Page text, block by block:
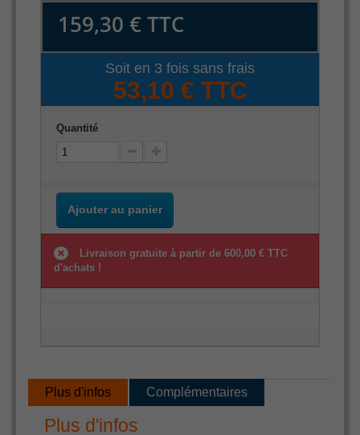
159,30 €TTC
Soit en 3 fois sans frais
53,10 € TTC
Quantité
Ajouter au panier
Livraison gratuite à partir de 600,00 € TTC
d'achats !
Plus d'infos Complémentaires
Plus d'infos